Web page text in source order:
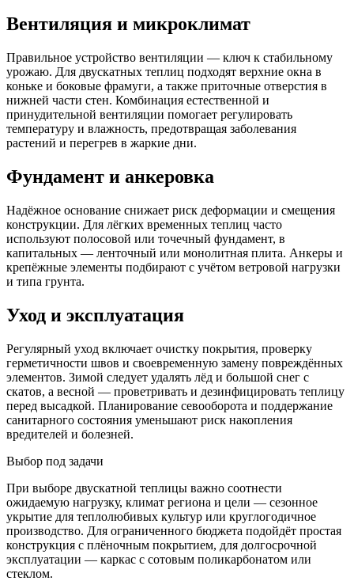
Вентиляция и микроклимат
Правильное устройство вентиляции — ключ к стабильному
урожаю. Для двускатных теплиц подходят верхние окна в
коньке и боковые фрамуги, а также приточные отверстия в
нижней части стен. Комбинация естественной и
принудительной вентиляции помогает регулировать
температуру и влажность, предотвращая заболевания
растений и перегрев в жаркие дни.
Фундамент и анкеровка
Надёжное основание снижает риск деформации и смещения
конструкции. Для лёгких временных теплиц часто
используют полосовой или точечный фундамент, в
капитальных — ленточный или монолитная плита. Анкеры и
крепёжные элементы подбирают с учётом ветровой нагрузки
и типа грунта.
Уход и эксплуатация
Регулярный уход включает очистку покрытия, проверку
герметичности швов и своевременную замену повреждённых
элементов. Зимой следует удалять лёд и большой снег с
скатов, а весной — проветривать и дезинфицировать теплицу
перед высадкой. Планирование севооборота и поддержание
санитарного состояния уменьшают риск накопления
вредителей и болезней.
Выбор под задачи
При выборе двускатной теплицы важно соотнести
ожидаемую нагрузку, климат региона и цели — сезонное
укрытие для теплолюбивых культур или круглогодичное
производство. Для ограниченного бюджета подойдёт простая
конструкция с плёночным покрытием, для долгосрочной
эксплуатации — каркас с сотовым поликарбонатом или
стеклом.